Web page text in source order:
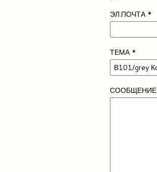
ЭЛ.ПОЧТА*
ТЕМА*
СООБЩЕНИЕ